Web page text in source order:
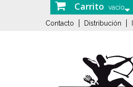
Carrito vacío
Contacto Distribución